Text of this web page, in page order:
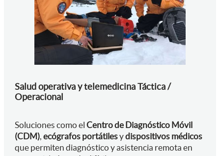
Salud operativa y telemedicina Táctica /
Operacional
Soluciones como elCentro de Diagnóstico Móvil
(CDM),ecógrafos portátilesydispositivos médicos
que permiten diagnóstico y asistencia remota en